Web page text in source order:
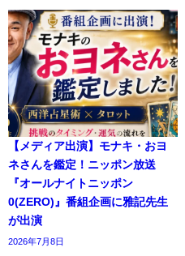
【メディア出演】モナキ・おヨ
ネさんを鑑定！ニッポン放送
『オールナイトニッポン
0(ZERO)』番組企画に雅記先生
が出演
2026年7月8日